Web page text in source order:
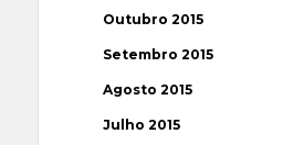
Outubro 2015
Setembro 2015
Agosto 2015
Julho 2015